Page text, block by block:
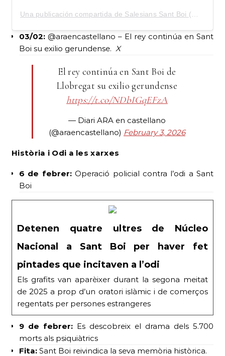
03/02: @araencastellano – El rey continúa en Sant
Boi su exilio gerundense. X
El rey continúa en Sant Boi de
Llobregat su exilio gerundense
https://t.co/NDbIGqEFzA
— Diari ARA en castellano
(@araencastellano) February 3, 2026
Història i Odi a les xarxes
6 de febrer:Operació policial contra l’odi a Sant
Boi
Detenen quatre ultres de Núcleo
Nacional a Sant Boi per haver fet
pintades que incitaven a l’odi
Els grafits van aparèixer durant la segona meitat
de 2025 a prop d’un oratori islàmic i de comerços
regentats per persones estrangeres
9 de febrer: Es descobreix el drama dels 5.700
morts als psiquiàtrics
Fita: Sant Boi reivindica la seva memòria històrica.